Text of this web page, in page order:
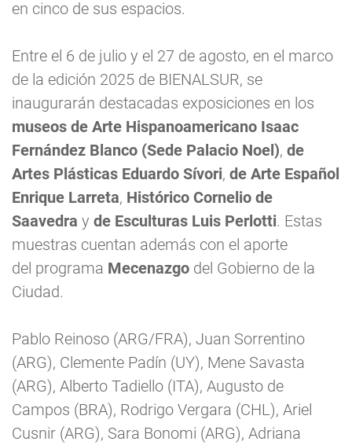
en cinco de sus espacios.
Entre el 6 de julio y el 27 de agosto, en el marco
de la edición 2025 de BIENALSUR, se
inaugurarán destacadas exposiciones en los
museos de Arte Hispanoamericano Isaac
Fernández Blanco (Sede Palacio Noel), de
Artes Plásticas Eduardo Sívori, de Arte Español
Enrique Larreta, Histórico Cornelio de
Saavedra y de Esculturas Luis Perlotti. Estas
muestras cuentan además con el aporte
del programa Mecenazgo del Gobierno de la
Ciudad.
Pablo Reinoso (ARG/FRA), Juan Sorrentino
(ARG), Clemente Padín (UY), Mene Savasta
(ARG), Alberto Tadiello (ITA), Augusto de
Campos (BRA), Rodrigo Vergara (CHL), Ariel
Cusnir (ARG), Sara Bonomi (ARG), Adriana